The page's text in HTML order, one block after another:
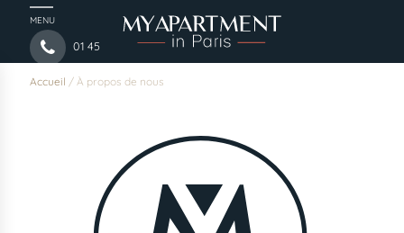
MENU
01 45
44 54 97
Accueil / À propos de nous